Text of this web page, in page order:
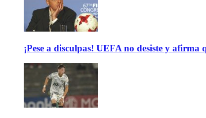
¡Pese a disculpas! UEFA no desiste y